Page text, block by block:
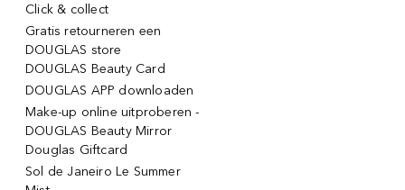
Click & collect
Gratis retourneren een
DOUGLAS store
DOUGLAS Beauty Card
DOUGLAS APP downloaden
Make-up online uitproberen -
DOUGLAS Beauty Mirror
Douglas Giftcard
Sol de Janeiro Le Summer